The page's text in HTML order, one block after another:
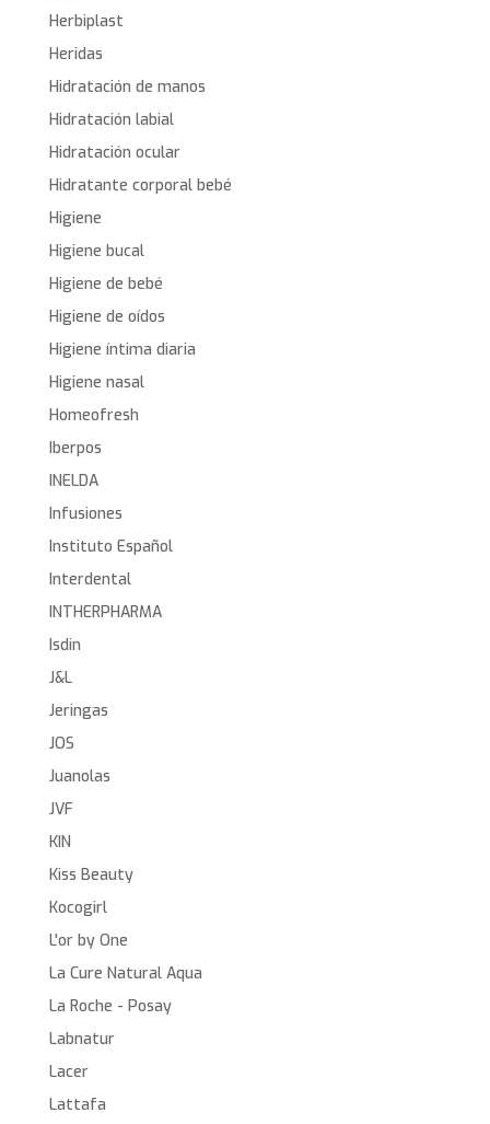
Herbiplast
Heridas
Hidratación de manos
Hidratación labial
Hidratación ocular
Hidratante corporal bebé
Higiene
Higiene bucal
Higiene de bebé
Higiene de oídos
Higiene íntima diaria
Higiene nasal
Homeofresh
Iberpos
INELDA
Infusiones
Instituto Español
Interdental
INTHERPHARMA
Isdin
J&L
Jeringas
JOS
Juanolas
JVF
KIN
Kiss Beauty
Kocogirl
L'or by One
La Cure Natural Aqua
La Roche - Posay
Labnatur
Lacer
Lattafa